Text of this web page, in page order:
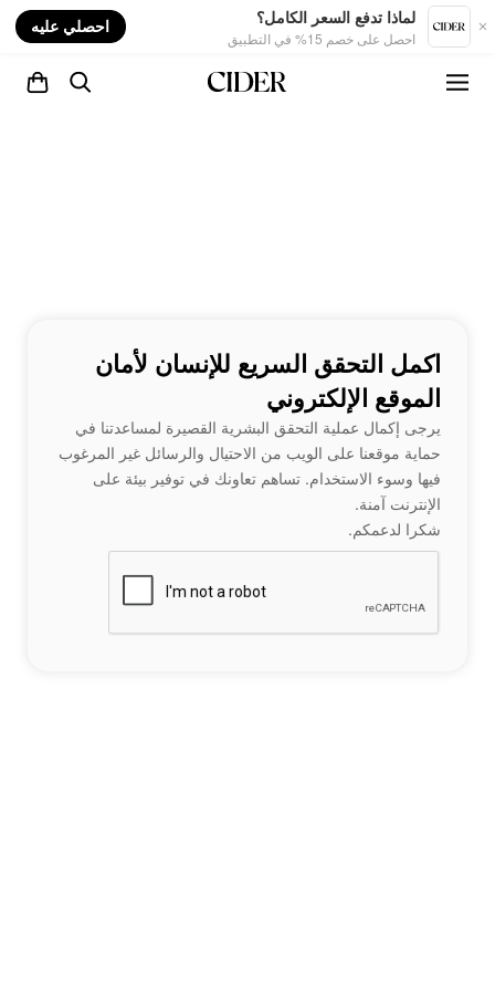
لماذا تدفع السعر الكامل؟
احصل على خصم 15% في التطبيق
احصلي عليه
اكمل التحقق السريع للإنسان لأمان
الموقع الإلكتروني
يرجى إكمال عملية التحقق البشرية القصيرة لمساعدتنا في
حماية موقعنا على الويب من الاحتيال والرسائل غير المرغوب
فيها وسوء الاستخدام. تساهم تعاونك في توفير بيئة على
الإنترنت آمنة.
شكرا لدعمكم.